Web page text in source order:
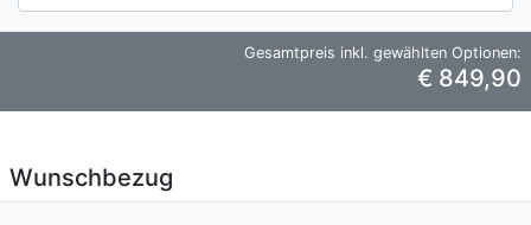
Gesamtpreis inkl. gewählten Optionen:
€ 849,90
Wunschbezug